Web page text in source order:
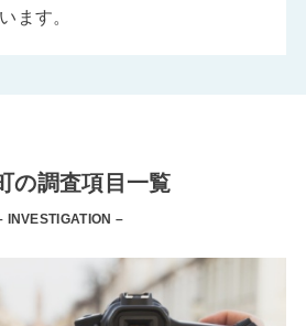
ます。
の調査項目一覧
INVESTIGATION –